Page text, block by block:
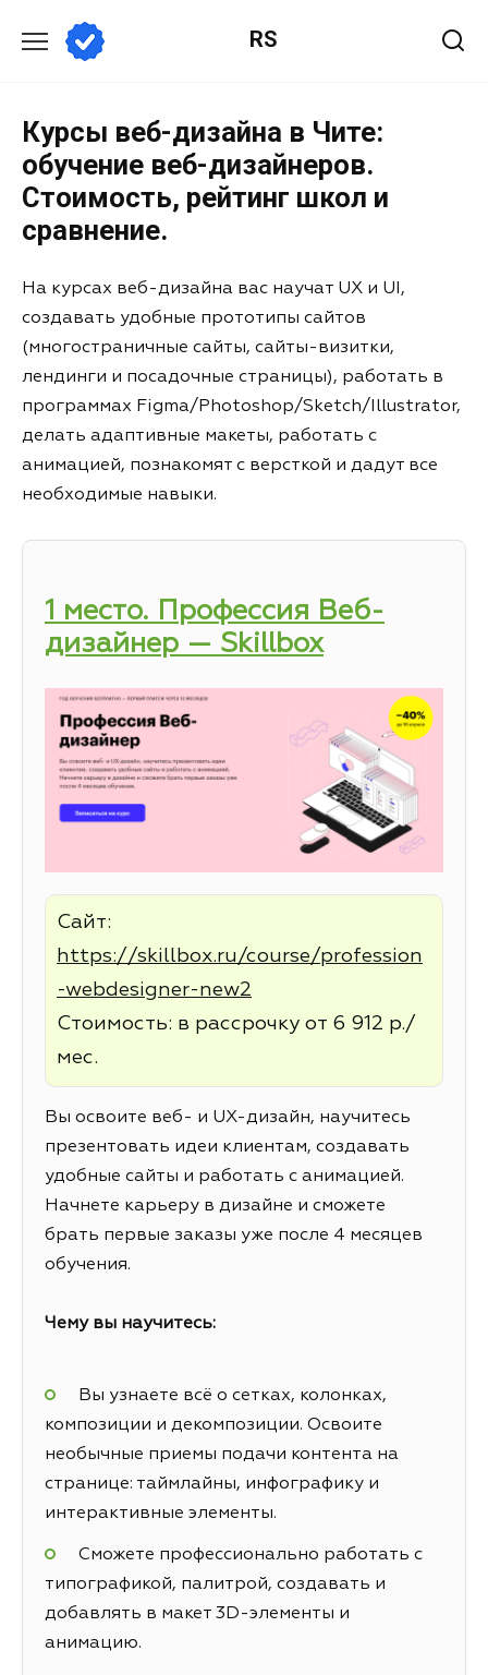
RS
Курсы веб-дизайна в Чите:
обучение веб-дизайнеров.
Стоимость, рейтинг школ и
сравнение.
На курсах веб-дизайна вас научат UX и UI,
создавать удобные прототипы сайтов
(многостраничные сайты, сайты-визитки,
лендинги и посадочные страницы), работать в
программах Figma/Photoshop/Sketch/Illustrator,
делать адаптивные макеты, работать с
анимацией, познакомят с версткой и дадут все
необходимые навыки.
1 место. Профессия Веб-
дизайнер — Skillbox
Сайт:
https://skillbox.ru/course/profession
-webdesigner-new2
Стоимость: в рассрочку от 6 912 р./
мес.
Вы освоите веб- и UX-дизайн, научитесь
презентовать идеи клиентам, создавать
удобные сайты и работать с анимацией.
Начнете карьеру в дизайне и сможете
брать первые заказы уже после 4 месяцев
обучения.
Чему вы научитесь:
Вы узнаете всё о сетках, колонках,
композиции и декомпозиции. Освоите
необычные приемы подачи контента на
странице: таймлайны, инфографику и
интерактивные элементы.
Сможете профессионально работать с
типографикой, палитрой, создавать и
добавлять в макет 3D-элементы и
анимацию.